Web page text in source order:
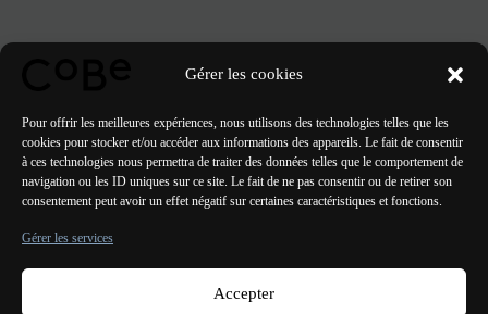
Gérer les cookies
Pour offrir les meilleures expériences, nous utilisons des technologies telles que les
cookies pour stocker et/ou accéder aux informations des appareils. Le fait de consentir
à ces technologies nous permettra de traiter des données telles que le comportement de
navigation ou les ID uniques sur ce site. Le fait de ne pas consentir ou de retirer son
consentement peut avoir un effet négatif sur certaines caractéristiques et fonctions.
Gérer les services
Accepter